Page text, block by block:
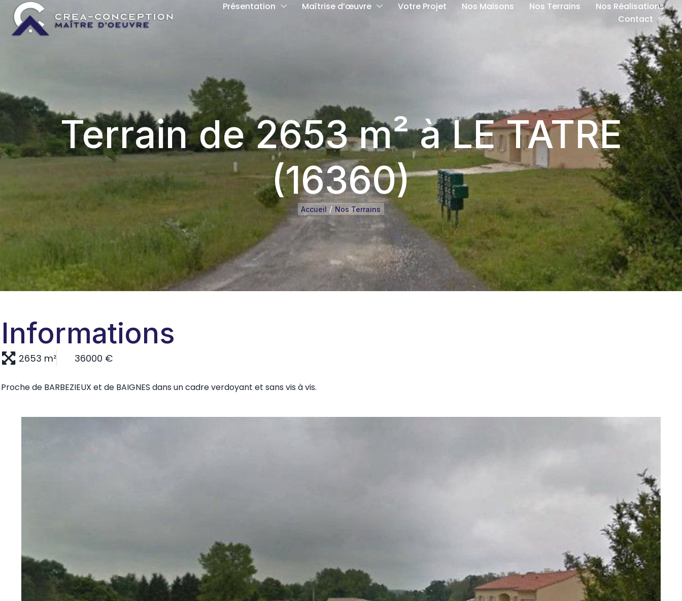
Présentation Maîtrise d’œuvre Votre Projet Nos Maisons Nos Terrains
Nos Réalisations
Contact
Terrain de 2653 m² à LE TATRE
(16360)
Accueil / Nos Terrains
Informations
2653 m² 36000 €
Proche de BARBEZIEUX et de BAIGNES dans un cadre verdoyant et sans vis à vis.